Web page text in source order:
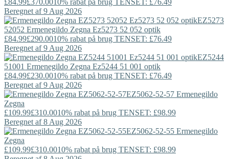
Beregnet af 9 Aug 2026
EZ5273
52052 Ermenegildo Zegna Ez5273 52 052 optik
£84.99£290.0010% rabat på brug TENSET: £76.49
Beregnet af 9 Aug 2026
EZ5244
51001 Ermenegildo Zegna Ez5244 51 001 optik
£84.99£230.0010% rabat på brug TENSET: £76.49
Beregnet af 9 Aug 2026
EZ5062-52-57 Ermenegildo
Zegna
£109.99£310.0010% rabat på brug TENSET: £98.99
Beregnet af 8 Aug 2026
EZ5062-52-55 Ermenegildo
Zegna
£109.99£310.0010% rabat på brug TENSET: £98.99